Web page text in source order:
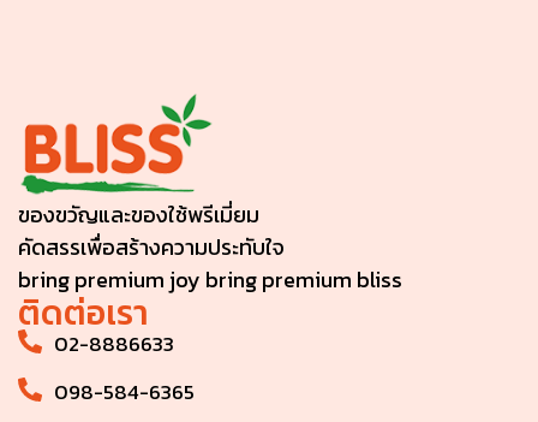
ของขวัญและของใช้พรีเมี่ยม
คัดสรรเพื่อสร้างความประทับใจ
bring premium joy bring premium bliss
ติดต่อเรา
02-8886633
098-584-6365